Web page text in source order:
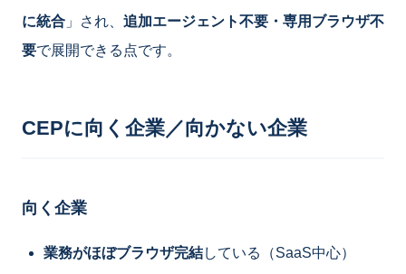
に統合 」され、 追加エージェント不要・専用ブラウザ不
要で展開できる点です。
CEPに向く企業／向かない企業
向く企業
業務がほぼブラウザ完結している（SaaS中心）